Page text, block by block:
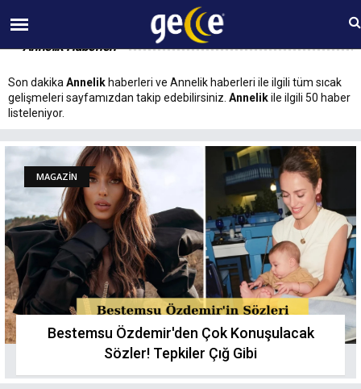
06 AĞUSTOS Perşembe 13:24
Annelik Haberleri
Son dakika Annelik haberleri ve Annelik haberleri ile ilgili tüm sıcak
gelişmeleri sayfamızdan takip edebilirsiniz. Annelikile ilgili 50 haber
listeleniyor.
MAGAZİN
Bestemsu Özdemir'den Çok Konuşulacak
Sözler! Tepkiler Çığ Gibi